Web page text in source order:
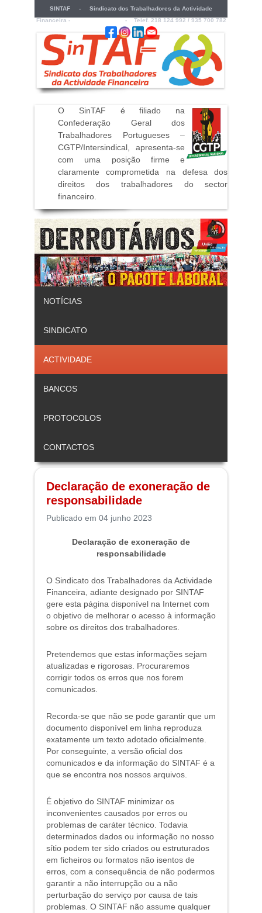
SINTAF - Sindicato dos Trabalhadores da Actividade
Financeira -
- Telef. 218 124 992 / 935 700 782
O SinTAF é filiado na
Confederação Geral dos
Trabalhadores Portugueses –
CGTP/Intersindical, apresenta-se
com uma posição firme e
claramente comprometida na defesa dos
direitos dos trabalhadores do sector
financeiro.
NOTÍCIAS
SINDICATO
ACTIVIDADE
BANCOS
PROTOCOLOS
CONTACTOS
Declaração de exoneração de
responsabilidade
Publicado em 04 junho 2023
Declaração de exoneração de
responsabilidade
O Sindicato dos Trabalhadores da Actividade
Financeira, adiante designado por SINTAF
gere esta página disponível na Internet com
o objetivo de melhorar o acesso à informação
sobre os direitos dos trabalhadores.
Pretendemos que estas informações sejam
atualizadas e rigorosas. Procuraremos
corrigir todos os erros que nos forem
comunicados.
Recorda-se que não se pode garantir que um
documento disponível em linha reproduza
exatamente um texto adotado oficialmente.
Por conseguinte, a versão oficial dos
comunicados e da informação do SINTAF é a
que se encontra nos nossos arquivos.
É objetivo do SINTAF minimizar os
inconvenientes causados por erros ou
problemas de caráter técnico. Todavia
determinados dados ou informação no nosso
sítio podem ter sido criados ou estruturados
em ficheiros ou formatos não isentos de
erros, com a consequência de não podermos
garantir a não interrupção ou a não
perturbação do serviço por causa de tais
problemas. O SINTAF não assume qualquer